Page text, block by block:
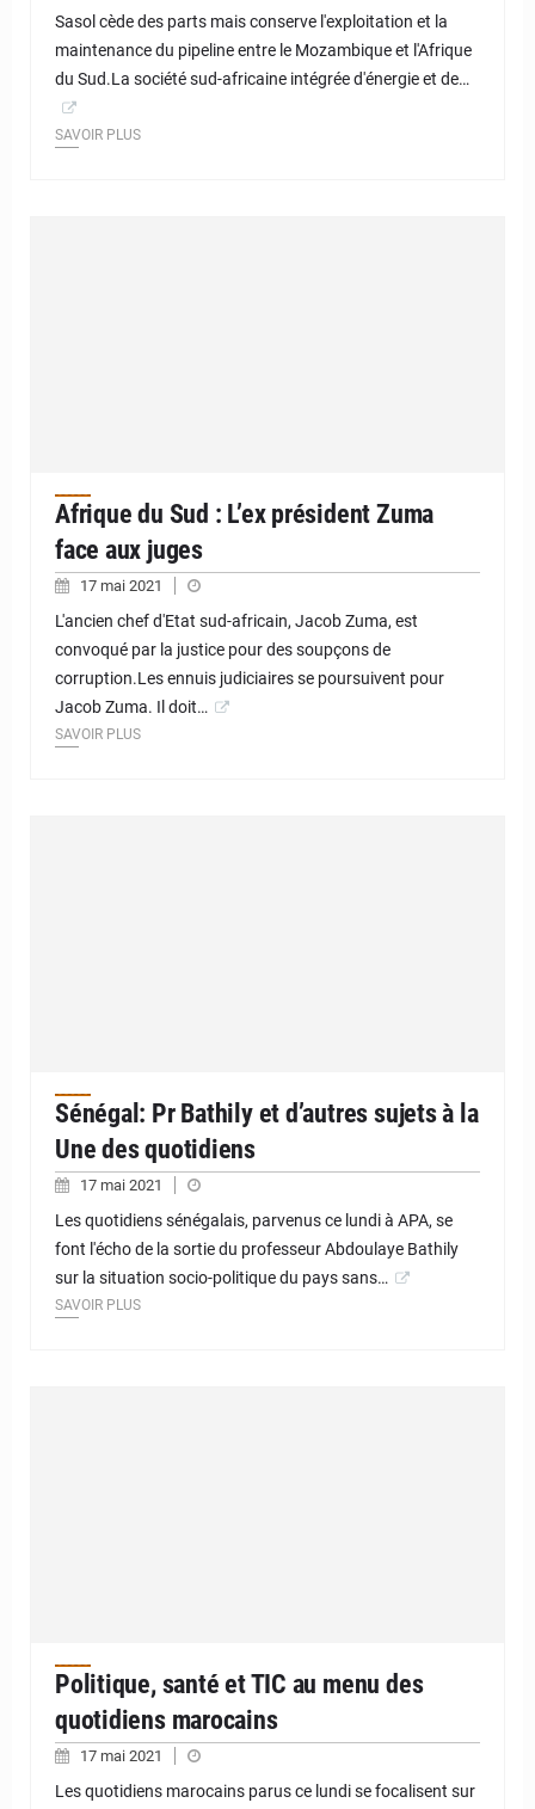
Sasol cède des parts mais conserve l'exploitation et la
maintenance du pipeline entre le Mozambique et l'Afrique
du Sud.La société sud-africaine intégrée d'énergie et de…
SAVOIR PLUS
Afrique du Sud : L’ex président Zuma
face aux juges
17 mai 2021
L'ancien chef d'Etat sud-africain, Jacob Zuma, est
convoqué par la justice pour des soupçons de
corruption.Les ennuis judiciaires se poursuivent pour
Jacob Zuma. Il doit…
SAVOIR PLUS
Sénégal: Pr Bathily et d’autres sujets à la
Une des quotidiens
17 mai 2021
Les quotidiens sénégalais, parvenus ce lundi à APA, se
font l'écho de la sortie du professeur Abdoulaye Bathily
sur la situation socio-politique du pays sans…
SAVOIR PLUS
Politique, santé et TIC au menu des
quotidiens marocains
17 mai 2021
Les quotidiens marocains parus ce lundi se focalisent sur